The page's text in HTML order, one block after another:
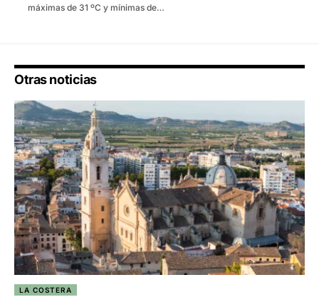
máximas de 31 ºC y mínimas de…
Otras noticias
LA COSTERA